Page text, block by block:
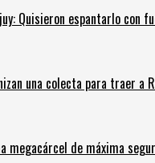
Quisieron espantarlo
una colecta para traer a
megacárcel de máxima